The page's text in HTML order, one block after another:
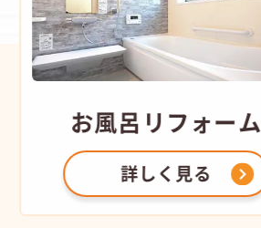
お風呂 リフォーム
詳しく見る